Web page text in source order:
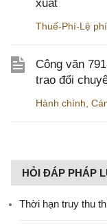
xuất
Thuế-Phí-Lệ phí
Công văn
trao đổi
Hành chính
HỎI ĐÁP PHÁP
Thời hạn truy thu